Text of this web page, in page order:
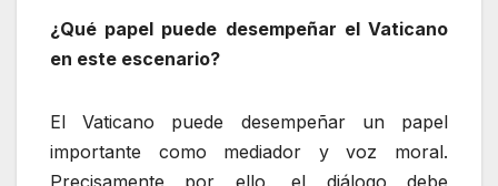
¿Qué papel puede desempeñar el Vaticano
en este escenario?
El Vaticano puede desempeñar un papel
importante como mediador y voz moral.